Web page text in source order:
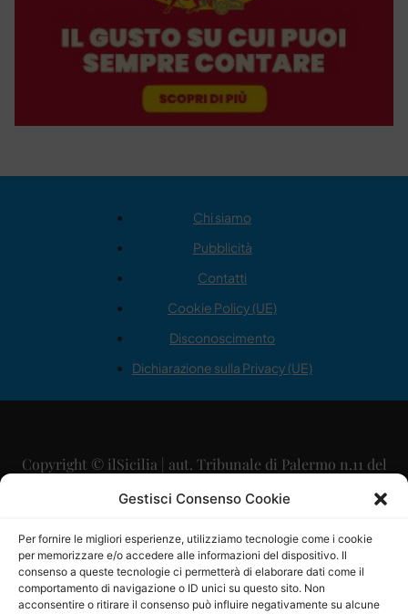
Gestisci Consenso Cookie
Per fornire le migliori esperienze, utilizziamo tecnologie come i cookie
per memorizzare e/o accedere alle informazioni del dispositivo. Il
consenso a queste tecnologie ci permetterà di elaborare dati come il
comportamento di navigazione o ID unici su questo sito. Non
acconsentire o ritirare il consenso può influire negativamente su alcune
Chi siamo
Pubblicità
Contatti
Cookie Policy (UE)
Disconoscimento
Dichiarazione sulla Privacy (UE)
Copyright © ilSicilia | aut. Tribunale di Palermo n.11 del
29/09/2015
Direttore Editoriale: Maurizio Scaglione
Direttore Responsabile: Maria Calabrese